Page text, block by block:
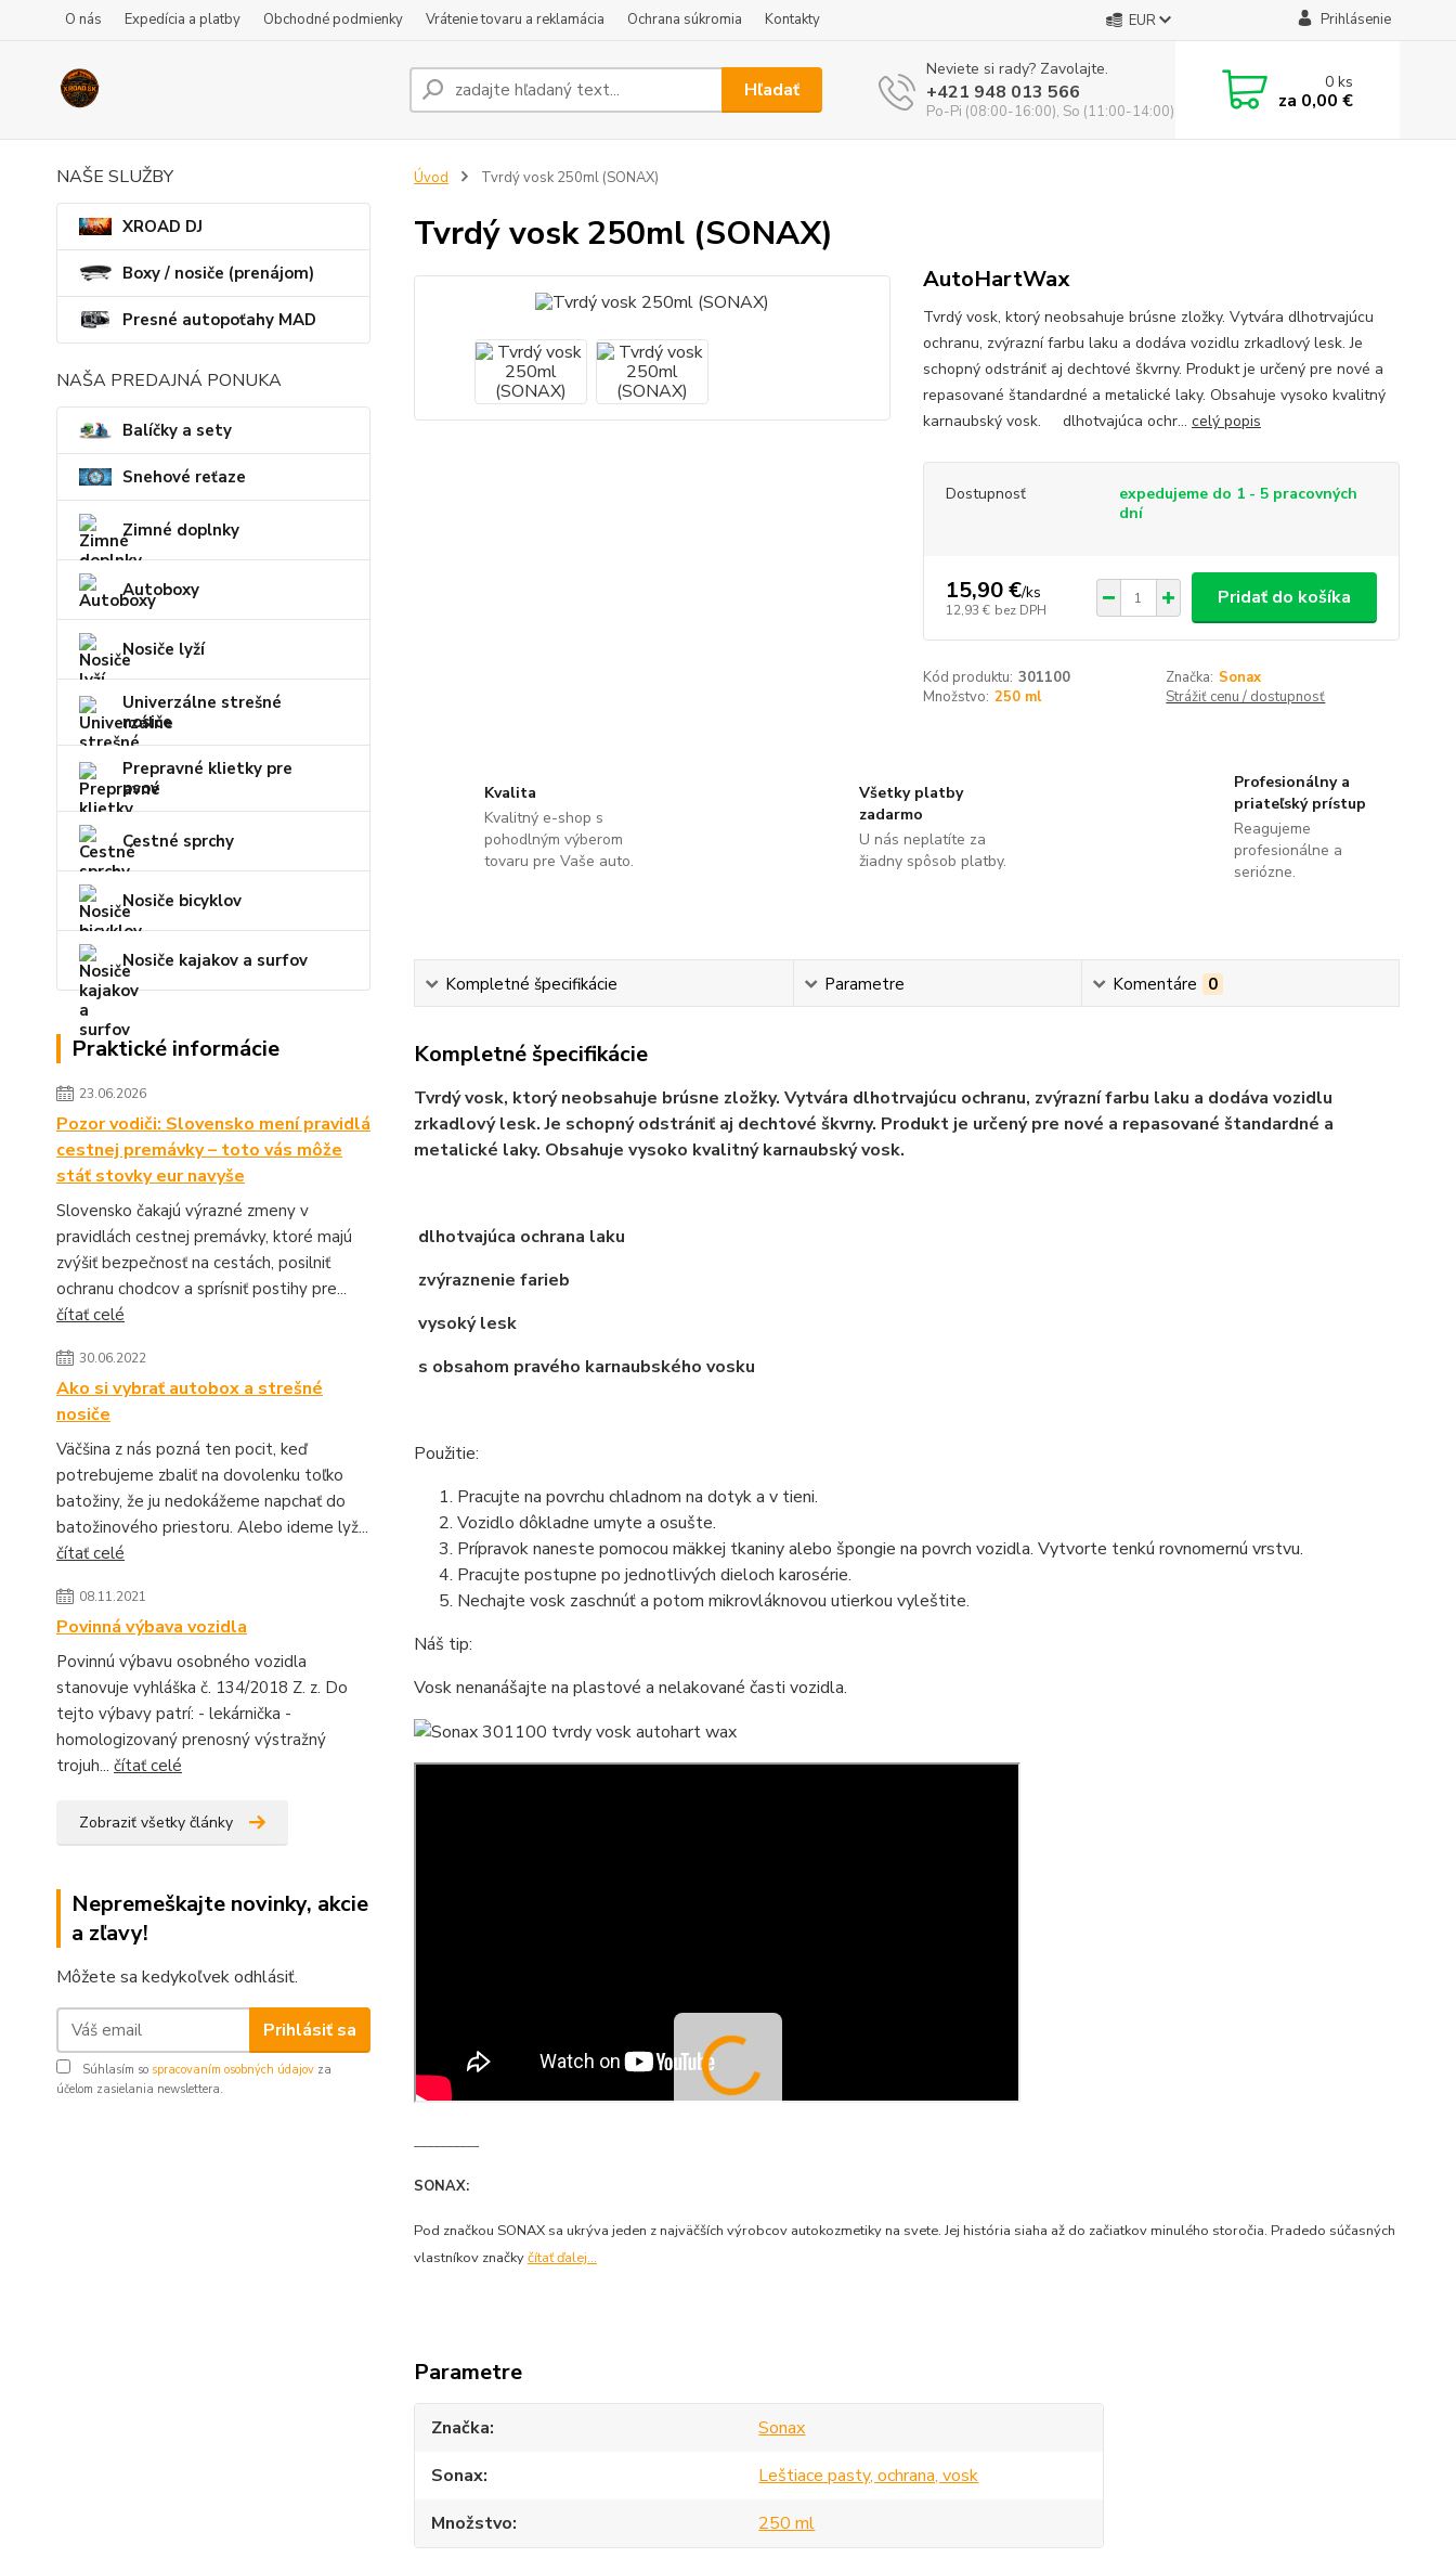
O nás Expedícia a platby Obchodné podmienky Vrátenie tovaru a reklamácia Ochrana súkromia Kontakty EUR Prihlásenie
Hľadať
Neviete si rady? Zavolajte.
+421 948 013 566
Po-Pi (08:00-16:00), So (11:00-14:00)
0ks
za 0,00 €
NAŠE SLUŽBY
XROAD DJ
Boxy / nosiče (prenájom)
Presné autopoťahy MAD
NAŠA PREDAJNÁ PONUKA
Balíčky a sety
Snehové reťaze
Zimné doplnky
Autoboxy
Nosiče lyží
Univerzálne strešné
nosiče
Prepravné klietky pre
psov
Cestné sprchy
Nosiče bicyklov
Nosiče kajakov a surfov
Praktické informácie
23.06.2026
Pozor vodiči: Slovensko mení pravidlá
cestnej premávky – toto vás môže
stáť stovky eur navyše
Slovensko čakajú výrazné zmeny v
pravidlách cestnej premávky, ktoré majú
zvýšiť bezpečnosť na cestách, posilniť
ochranu chodcov a sprísniť postihy pre...
čítať celé
30.06.2022
Ako si vybrať autobox a strešné
nosiče
Väčšina z nás pozná ten pocit, keď
potrebujeme zbaliť na dovolenku toľko
batožiny, že ju nedokážeme napchať do
batožinového priestoru. Alebo ideme lyž...
čítať celé
08.11.2021
Povinná výbava vozidla
Povinnú výbavu osobného vozidla
stanovuje vyhláška č. 134/2018 Z. z. Do
tejto výbavy patrí: - lekárnička -
homologizovaný prenosný výstražný
trojuh... čítať celé
Zobraziť všetky články
Nepremeškajte novinky, akcie
a zľavy!
Môžete sa kedykoľvek odhlásiť.
Prihlásiť sa
Súhlasím so spracovaním osobných údajov za
účelom zasielania newslettera.
Úvod Tvrdý vosk 250ml (SONAX)
Tvrdý vosk 250ml (SONAX)
AutoHartWax
Tvrdý vosk, ktorý neobsahuje brúsne zložky. Vytvára dlhotrvajúcu
ochranu, zvýrazní farbu laku a dodáva vozidlu zrkadlový lesk. Je
schopný odstrániť aj dechtové škvrny. Produkt je určený pre nové a
repasované štandardné a metalické laky. Obsahuje vysoko kvalitný
karnaubský vosk. dlhotvajúca ochr... celý popis
Dostupnosť
expedujeme do 1 - 5 pracovných
dní
15,90 €/ks
12,93 € bez DPH
Pridať do košíka
Kód produktu: 301100 Značka: Sonax
Množstvo: 250 ml Strážiť cenu / dostupnosť
Kvalita
Kvalitný e-shop s
pohodlným výberom
tovaru pre Vaše auto.
Všetky platby
zadarmo
U nás neplatíte za
žiadny spôsob platby.
Profesionálny a
priateľský prístup
Reagujeme
profesionálne a
seriózne.
Kompletné špecifikácie Parametre Komentáre 0
Kompletné špecifikácie
Tvrdý vosk, ktorý neobsahuje brúsne zložky. Vytvára dlhotrvajúcu ochranu, zvýrazní farbu laku a dodáva vozidlu
zrkadlový lesk. Je schopný odstrániť aj dechtové škvrny. Produkt je určený pre nové a repasované štandardné a
metalické laky. Obsahuje vysoko kvalitný karnaubský vosk.
dlhotvajúca ochrana laku
zvýraznenie farieb
vysoký lesk
s obsahom pravého karnaubského vosku
Použitie:
Pracujte na povrchu chladnom na dotyk a v tieni.
Vozidlo dôkladne umyte a osušte.
Prípravok naneste pomocou mäkkej tkaniny alebo špongie na povrch vozidla. Vytvorte tenkú rovnomernú vrstvu.
Pracujte postupne po jednotlivých dieloch karosérie.
Nechajte vosk zaschnúť a potom mikrovláknovou utierkou vyleštite.
Náš tip:
Vosk nenanášajte na plastové a nelakované časti vozidla.
__________
SONAX:
Pod značkou SONAX sa ukrýva jeden z najväčších výrobcov autokozmetiky na svete. Jej história siaha až do začiatkov minulého storočia. Pradedo súčasných
vlastníkov značkyčítať ďalej...
Parametre
Značka
Sonax
Sonax
Leštiace pasty, ochrana, vosk
Množstvo
250 ml